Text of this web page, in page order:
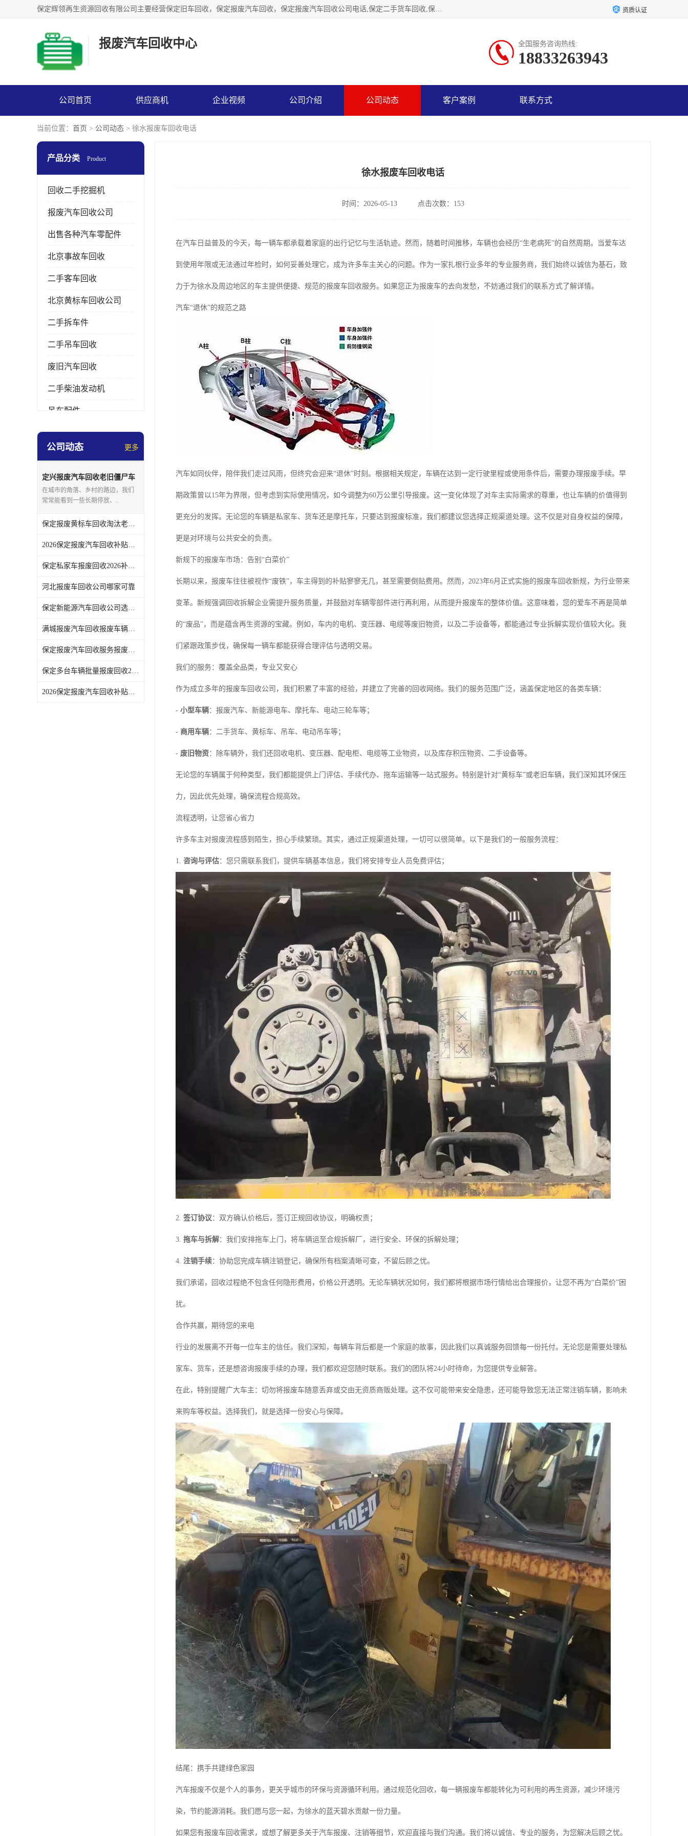
保定辉领再生资源回收有限公司主要经营保定旧车回收，保定报废汽车回收，保定报废汽车回收公司电话,保定二手货车回收,保定黄标车回收, 保定黄标车回收，保定哪里收报废车，保定废旧汽车回收，保定汽车报废手续办理，保定汽车解体厂。将通过采取区域限行促进淘汰、经济补助激励新、加大上路*法处罚、加强达标排放监管等综合措施，对老旧机动车逐步实行末位淘汰，加快老旧机动车淘汰新 资质认证
报废汽车回收中心 全国服务咨询热线:
18833263943
公司首页 供应商机 企业视频 公司介绍 公司动态 客户案例 联系方式
当前位置： 首页 > 公司动态 > 徐水报废车回收电话
产品分类 Product
回收二手挖掘机
报废汽车回收公司
出售各种汽车零配件
北京事故车回收
二手客车回收
北京黄标车回收公司
二手拆车件
二手吊车回收
废旧汽车回收
二手柴油发动机
吊车配件
挖掘机拆车件
公司动态 更多
定兴报废汽车回收老旧僵尸车
上门回收处理
在城市的角落、乡村的路边，我们
常常能看到一些长期停放、..
保定报废黄标车回收淘汰老旧车辆领取补贴
2026保定报废汽车回收补贴发放注意事项
保定私家车报废回收2026补贴发放时间说明
河北报废车回收公司哪家可靠
保定新能源汽车回收公司选哪家
满城报废汽车回收报废车辆残值实时报价
保定报废汽车回收服务报废手续全程代办不用跑腿
保定多台车辆批量报废回收2026补贴政策
2026保定报废汽车回收补贴申领常见问题汇总
徐水报废车回收电话
时间：2026-05-13 点击次数：153
在汽车日益普及的今天，每一辆车都承载着家庭的出行记忆与生活轨迹。然而，随着时间推移，车辆也会经历“生老病死”的自然周期。当爱车达
到使用年限或无法通过年检时，如何妥善处理它，成为许多车主关心的问题。作为一家扎根行业多年的专业服务商，我们始终以诚信为基石，致
力于为徐水及周边地区的车主提供便捷、规范的报废车回收服务。如果您正为报废车的去向发愁，不妨通过我们的联系方式了解详情。
汽车“退休”的规范之路
汽车如同伙伴，陪伴我们走过风雨，但终究会迎来“退休”时刻。根据相关规定，车辆在达到一定行驶里程或使用条件后，需要办理报废手续。早
期政策曾以15年为界限，但考虑到实际使用情况，如今调整为60万公里引导报废。这一变化体现了对车主实际需求的尊重，也让车辆的价值得到
更充分的发挥。无论您的车辆是私家车、货车还是摩托车，只要达到报废标准，我们都建议您选择正规渠道处理。这不仅是对自身权益的保障，
更是对环境与公共安全的负责。
新规下的报废车市场：告别“白菜价”
长期以来，报废车往往被视作“废铁”，车主得到的补贴寥寥无几，甚至需要倒贴费用。然而，2023年6月正式实施的报废车回收新规，为行业带来
变革。新规强调回收拆解企业需提升服务质量，并鼓励对车辆零部件进行再利用，从而提升报废车的整体价值。这意味着，您的爱车不再是简单
的“废品”，而是蕴含再生资源的宝藏。例如，车内的电机、变压器、电缆等废旧物资，以及二手设备等，都能通过专业拆解实现价值较大化。我
们紧跟政策步伐，确保每一辆车都能获得合理评估与透明交易。
我们的服务：覆盖全品类，专业又安心
作为成立多年的报废车回收公司，我们积累了丰富的经验，并建立了完善的回收网络。我们的服务范围广泛，涵盖保定地区的各类车辆：
- 小型车辆：报废汽车、新能源电车、摩托车、电动三轮车等；
- 商用车辆：二手货车、黄标车、吊车、电动吊车等；
- 废旧物资：除车辆外，我们还回收电机、变压器、配电柜、电缆等工业物资，以及库存积压物资、二手设备等。
无论您的车辆属于何种类型，我们都能提供上门评估、手续代办、拖车运输等一站式服务。特别是针对“黄标车”或老旧车辆，我们深知其环保压
力，因此优先处理，确保流程合规高效。
流程透明，让您省心省力
许多车主对报废流程感到陌生，担心手续繁琐。其实，通过正规渠道处理，一切可以很简单。以下是我们的一般服务流程：
1. 咨询与评估：您只需联系我们，提供车辆基本信息，我们将安排专业人员免费评估；
2. 签订协议：双方确认价格后，签订正规回收协议，明确权责；
3. 拖车与拆解：我们安排拖车上门，将车辆运至合规拆解厂，进行安全、环保的拆解处理；
4. 注销手续：协助您完成车辆注销登记，确保所有档案清晰可查，不留后顾之忧。
我们承诺，回收过程绝不包含任何隐形费用，价格公开透明。无论车辆状况如何，我们都将根据市场行情给出合理报价，让您不再为“白菜价”困
扰。
合作共赢，期待您的来电
行业的发展离不开每一位车主的信任。我们深知，每辆车背后都是一个家庭的故事，因此我们以真诚服务回馈每一份托付。无论您是需要处理私
家车、货车，还是想咨询报废手续的办理，我们都欢迎您随时联系。我们的团队将24小时待命，为您提供专业解答。
在此，特别提醒广大车主：切勿将报废车随意丢弃或交由无资质商贩处理。这不仅可能带来安全隐患，还可能导致您无法正常注销车辆，影响未
来购车等权益。选择我们，就是选择一份安心与保障。
结尾：携手共建绿色家园
汽车报废不仅是个人的事务，更关乎城市的环保与资源循环利用。通过规范化回收，每一辆报废车都能转化为可利用的再生资源，减少环境污
染，节约能源消耗。我们愿与您一起，为徐水的蓝天碧水贡献一份力量。
如果您有报废车回收需求，或想了解更多关于汽车报废、注销等细节，欢迎直接与我们沟通。我们将以诚信、专业的服务，为您解决后顾之忧。